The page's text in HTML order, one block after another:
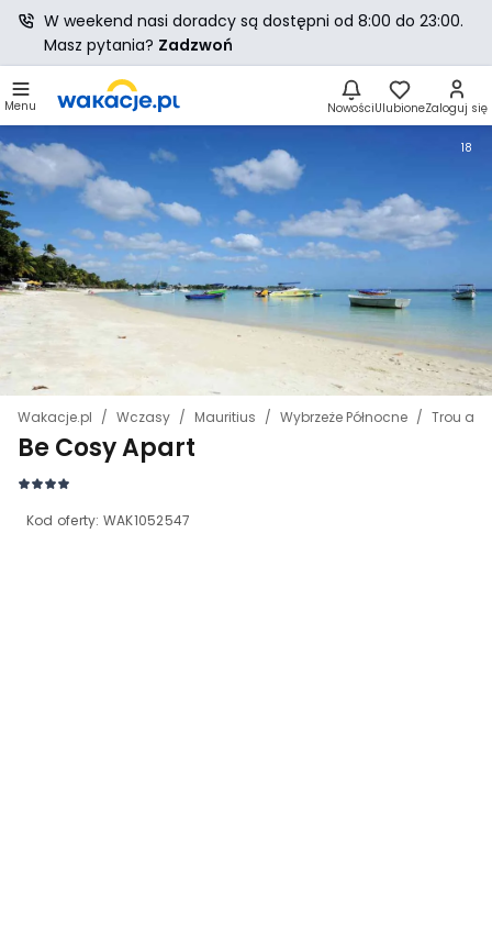
Menu NowościUlubioneZaloguj się
Wakacje.pl Wczasy Mauritius Wybrzeże Północne Trou
Be Cosy Apart
Kod oferty: WAK1052547
18
W weekend nasi doradcy są dostępni od 8:00 do 23:00.
Masz pytania? Zadzwoń